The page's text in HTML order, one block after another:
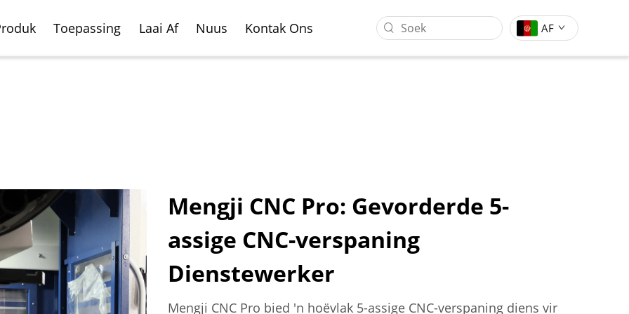
Freesnede Sentrum
Horisontale Freesnede
Sentrum
Gantrie Werksentrum
Toepassing
Vliegtuig Vervaardiging Vormstempeling Industrie
Laai Af Nuus Kontak Ons AF
Mengji CNC Pro: Gevorderde 5-
assige CNC-verspaning
Dienstewerker
Mengji CNC Pro bied 'n hoëvlak 5-assige CNC-verspaning diens vir